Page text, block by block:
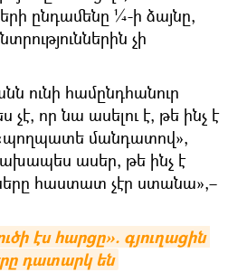
ընդամենը ¼-ի ձայնը,
չի
ունի համընդհանուր
չէ, որ նա ասելու է, թե ինչ է
մանդատով»,
ասեր, թե ինչ է
հաստատ չէր ստանա»,–
էս հարցը». գյուղացին
դատարկ են